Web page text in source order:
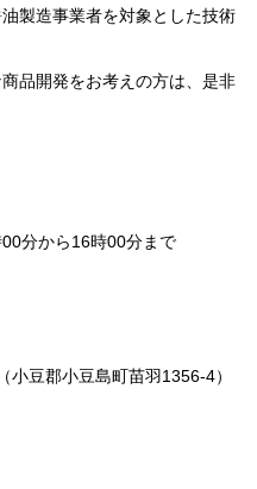
製造事業者を対象とした技術
品開発をお考えの方は、是非
分から16時00分まで
豆郡小豆島町苗羽1356-4）